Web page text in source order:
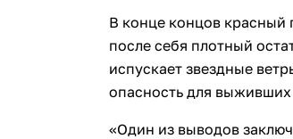
В конце концов красный
после себя плотный
испускает звездные
опасность для выживших
«Один из выводов